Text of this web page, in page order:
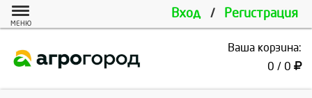
Вход / Регистрация
МЕНЮ
Ваша корзина:
0 / 0